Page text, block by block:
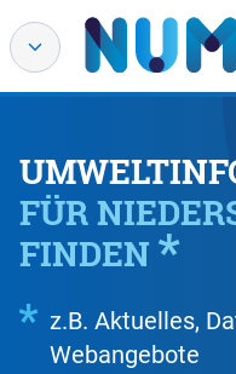
FÜR
FINDEN
z.B. Aktuelles,
Webangebote